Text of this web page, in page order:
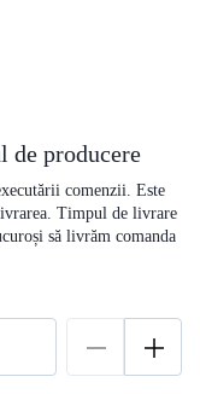
de producere
comenzii. Este
Timpul de livrare
să livrăm comanda